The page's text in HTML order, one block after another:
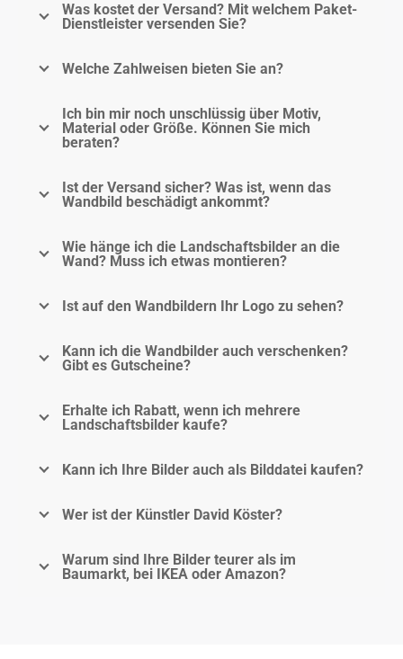
Was kostet der Versand? Mit welchem Paket-
Dienstleister versenden Sie?
Welche Zahlweisen bieten Sie an?
Ich bin mir noch unschlüssig über Motiv,
Material oder Größe. Können Sie mich
beraten?
Ist der Versand sicher? Was ist, wenn das
Wandbild beschädigt ankommt?
Wie hänge ich die Landschaftsbilder an die
Wand? Muss ich etwas montieren?
Ist auf den Wandbildern Ihr Logo zu sehen?
Kann ich die Wandbilder auch verschenken?
Gibt es Gutscheine?
Erhalte ich Rabatt, wenn ich mehrere
Landschaftsbilder kaufe?
Kann ich Ihre Bilder auch als Bilddatei kaufen?
Wer ist der Künstler David Köster?
Warum sind Ihre Bilder teurer als im
Baumarkt, bei IKEA oder Amazon?